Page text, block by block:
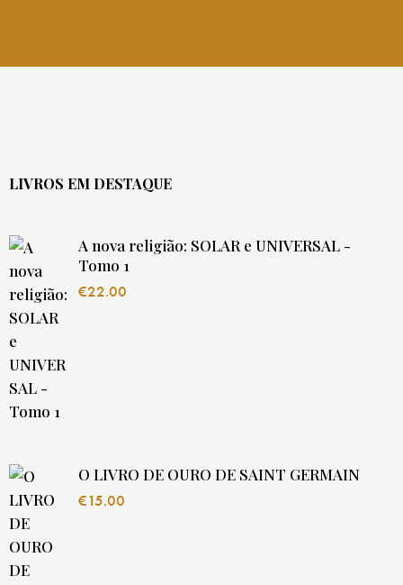
LIVROS EM DESTAQUE
A nova religião: SOLAR e UNIVERSAL -
Tomo 1
€22.00
O LIVRO DE OURO DE SAINT GERMAIN
€15.00